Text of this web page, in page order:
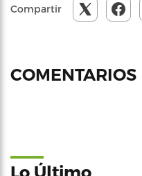
Compartir
COMENTARIOS
Lo Último